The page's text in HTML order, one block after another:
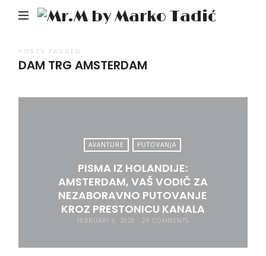
Mr.M
POSTS TAGGED
DAM TRG AMSTERDAM
AVANTURE PUTOVANJA
PISMA IZ HOLANDIJE:
AMSTERDAM, VAŠ VODIČ ZA
NEZABORAVNO PUTOVANJE
KROZ PRESTONICU KANALA
FEBRUARY 6, 2026 29 COMMENTS